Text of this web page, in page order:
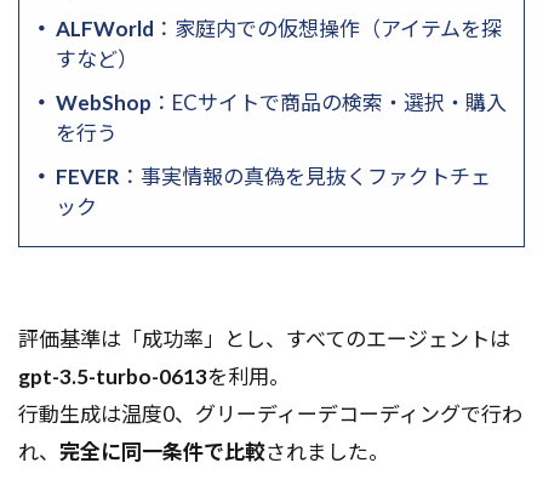
ALFWorld ：家庭内での仮想操作（アイテムを探
すなど）
WebShop ：ECサイトで商品の検索・選択・購入
を行う
FEVER ：事実情報の真偽を見抜くファクトチェ
ック
評価基準は「成功率」とし、すべてのエージェントは
gpt-3.5-turbo-0613を利用。
行動生成は温度0、グリーディーデコーディングで行わ
れ、 完全に同一条件で比較されました。